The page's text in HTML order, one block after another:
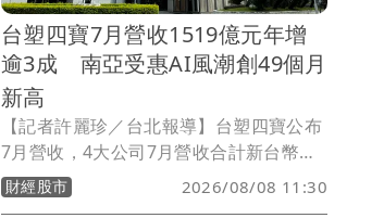
台塑四寶7月營收1519億元年增
逾3成 南亞受惠AI風潮創49個月
新高
【記者許麗珍／台北報導】台塑四寶公布
7月營收，4大公司7月營收合計新台幣
1519.55億元，月增14.7%，年增
31.5%。在石化、電子材料價量助攻下，
財經股市 2026/08/08 11:30